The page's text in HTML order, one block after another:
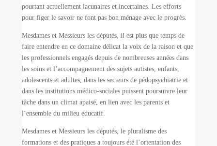
pourtant actuellement lacunaires et incertaines. Les efforts
pour figer le savoir ne font pas bon ménage avec le progrès.
Mesdames et Messieurs les députés, il est plus que temps de
faire entendre en ce domaine délicat la voix de la raison et que
les professionnels engagés depuis de nombreuses années dans
les soins et l’accompagnement des sujets autistes, enfants,
adolescents et adultes, dans les secteurs de pédopsychiatrie et
dans les institutions médico-sociales puissent poursuivre leur
tâche dans un climat apaisé, en lien avec les parents et
l’ensemble du milieu éducatif.
Mesdames et Messieurs les députés, le pluralisme des
formations et des pratiques a toujours été l’orientation des